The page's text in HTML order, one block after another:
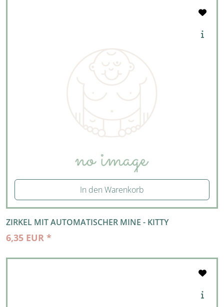
In den Warenkorb
ZIRKEL MIT AUTOMATISCHER MINE - KITTY
6,35 EUR *